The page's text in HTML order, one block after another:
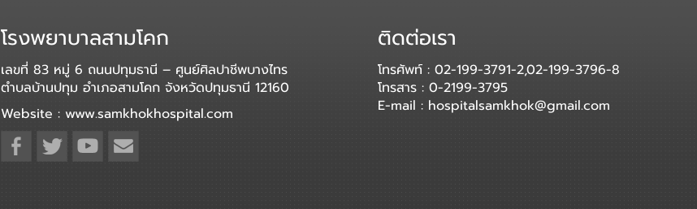
โรงพยาบาลสามโคก
เลขที่ 83 หมู่ 6 ถนนปทุมธานี – ศูนย์ศิลปาชีพบางไทร
ตำบลบ้านปทุม อำเภอสามโคก จังหวัดปทุมธานี 12160
Website : www.samkhokhospital.com
ติดต่อเรา
โทรศัพท์ : 02-199-3791-2,02-199-3796-8
โทรสาร : 0-2199-3795
E-mail : hospitalsamkhok@gmail.com